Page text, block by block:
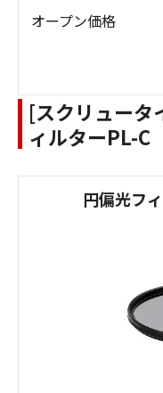
オープン価格
[スクリュータ
ィルターPL-C
円偏光フ